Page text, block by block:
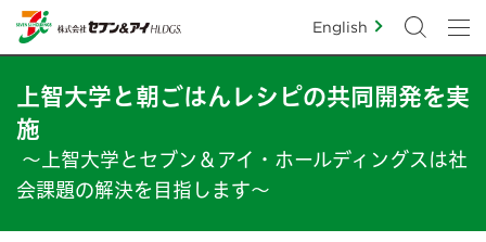
English
上智大学と朝ごはんレシピの共同開発を実
施
～上智大学とセブン＆アイ・ホールディングスは社
会課題の解決を目指します～